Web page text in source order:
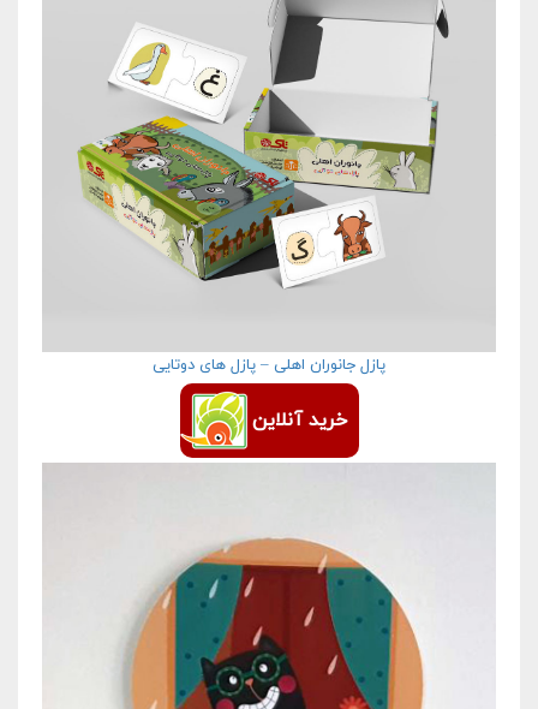
پازل جانوران اهلی – پازل های دوتایی
خرید آنلاین